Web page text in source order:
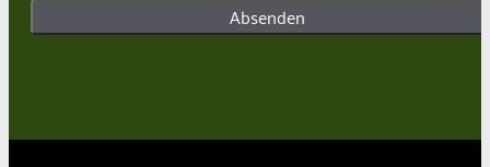
Absenden